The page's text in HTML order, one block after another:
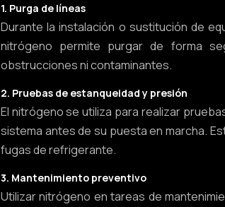
1. Purga de líneas
Durante la instalación o sustitución de
nitrógeno permite purgar de forma
obstrucciones ni contaminantes.
2. Pruebas de estanqueidad y presión
El nitrógeno se utiliza para realizar
sistema antes de su puesta en marcha.
fugas de refrigerante.
3. Mantenimiento preventivo
Utilizar nitrógeno en tareas de